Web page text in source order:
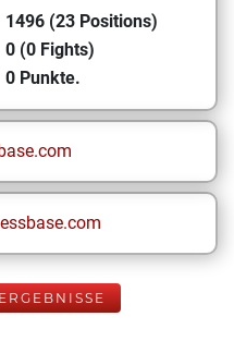
1496 (23 Positions)
0 (0 Fights)
0 Punkte.